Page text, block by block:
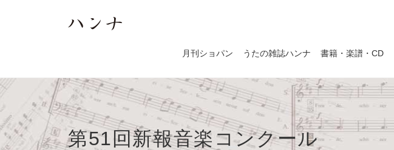
月刊ショパン うたの雑誌ハンナ 書籍・楽譜・CD
第51回新報音楽コンクール